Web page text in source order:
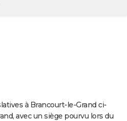
à Brancourt-le-Grand ci-
avec un siège pourvu lors du